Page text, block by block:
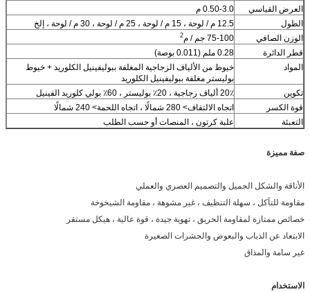
العرض القياسي
0.50-3.0 م
الطول
12.5 م / لوحة ، 15 م / لوحة ، 25 م / لوحة ، 30 م / لوحة ، إلخ
الوزن الصافي
75-100 جم / م 2
قطر الدائرة
0.28 ملم (0.011 بوصة)
المواد
خيوط من الألياف الزجاجية المغلفة ببوليفينيل الكلوريد + خيوط
بوليستر مغلفة ببوليفينيل الكلوريد
تكوين
20٪ ألياف زجاجية ، 20٪ بوليستر ، 60٪ بولي كلوريد الفينيل
قوة الكسر
اتجاه الالتفاف> 280 شمالًا ، اتجاه اللحمة> 240 شمالًا
التعبئة
علبة كرتون ، المنصات أو حسب الطلب
صفة مميزة
الأناقة والشكل الجميل والتصميم العصري والعملي
مقاومة للتآكل ، سهلة التنظيف ، غير مشوهة ، مقاومة الشيخوخة
خصائص ممتازة لمقاومة الحريق ، تهوية جيدة ، قوة عالية ، هيكل مستقر
الابتعاد عن الذباب والبعوض والحشرات الصغيرة
غير سامة والمذاق
الاستخدام